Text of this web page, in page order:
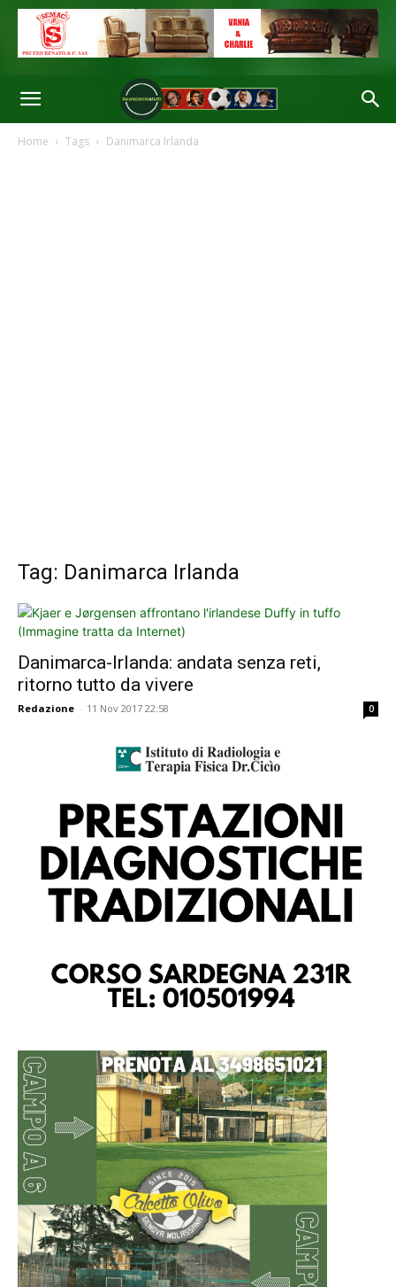
Home Tags Danimarca Irlanda
Tag: Danimarca Irlanda
Danimarca-Irlanda: andata senza reti,
ritorno tutto da vivere
Redazione - 11 Nov 2017 22:58 0